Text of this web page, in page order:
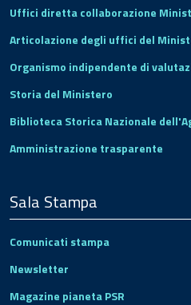
Uffici diretta collaborazione
Articolazione degli uffici del
Organismo indipendente di
Storia del Ministero
Biblioteca Storica Nazionale
Amministrazione trasparente
Sala Stampa
Comunicati stampa
Newsletter
Magazine pianeta PSR